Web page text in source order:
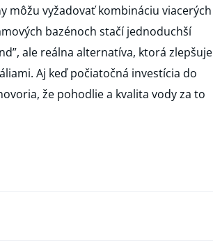
môžu vyžadovať kombináciu viacerých
bazénoch stačí jednoduchší
ale reálna alternatíva, ktorá zlepšuje
Aj keď počiatočná investícia do
že pohodlie a kvalita vody za to